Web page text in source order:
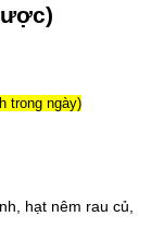
trong ngày)
hạt nêm rau củ,